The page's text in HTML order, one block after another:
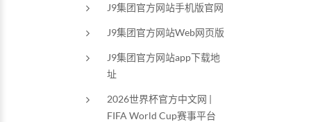
J9集团官方网站手机版官网
J9集团官方网站Web网页版
J9集团官方网站app下载地
址
2026世界杯官方中文网 |
FIFA World Cup赛事平台